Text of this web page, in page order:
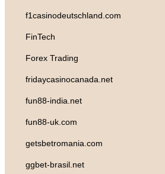
f1casinodeutschland.com
FinTech
Forex Trading
fridaycasinocanada.net
fun88-india.net
fun88-uk.com
getsbetromania.com
ggbet-brasil.net